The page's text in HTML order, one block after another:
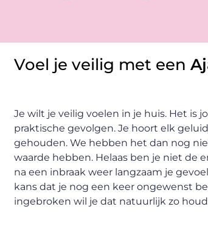
Voel je veilig met een
Je wilt je veilig voelen in je huis. Het is
praktische gevolgen. Je hoort elk
gehouden. We hebben het dan nog
waarde hebben. Helaas ben je niet de
na een inbraak weer langzaam je
kans dat je nog een keer ongewenst
ingebroken wil je dat natuurlijk zo